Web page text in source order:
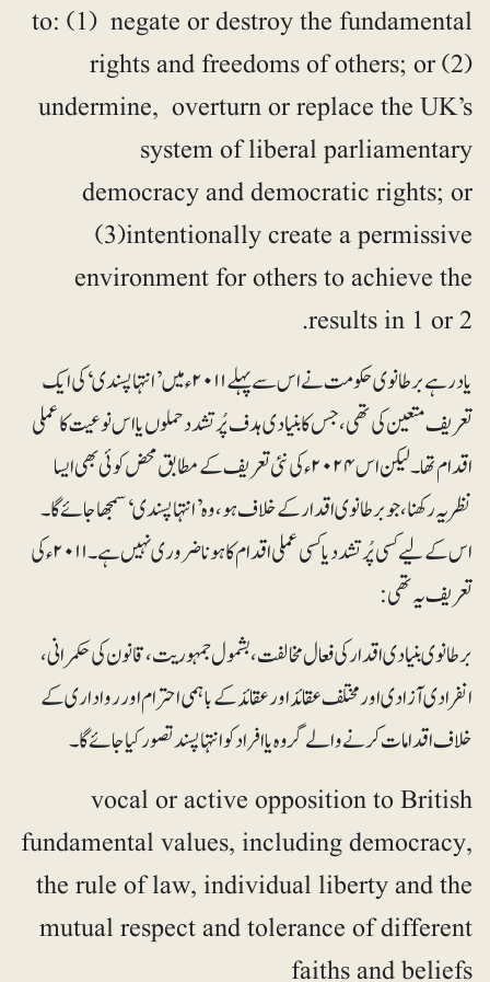
to: (1) negate or destroy the fundamental
rights and freedoms of others; or (2)
undermine, overturn or replace the UK’s
system of liberal parliamentary
democracy and democratic rights; or
(3)intentionally create a permissive
environment for others to achieve the
results in 1 or 2.
یاد رہے برطانوی حکومت نے اس سے پہلے ۲۰۱۱ء میں ’انتہا پسندی‘ کی ایک
تعریف متعین کی تھی، جس کا بنیادی ہدف پُرتشدد حملوں یا اس نوعیت کا عملی
اقدام تھا۔ لیکن اس ۲۰۲۴ء کی نئی تعریف کے مطابق محض کوئی بھی ایسا
نظریہ رکھنا، جو برطانوی اقدار کے خلاف ہو، وہ ’انتہاپسندی‘ سمجھا جائے گا۔
اس کے لیے کسی پُرتشدد یا کسی عملی اقدام کا ہونا ضروری نہیں ہے۔ ۲۰۱۱ء کی
تعریف یہ تھی:
برطانوی بنیادی اقدار کی فعال مخالفت، بشمول جمہوریت، قانون کی حکمرانی،
انفرادی آزادی اور مختلف عقائد اور عقائد کے باہمی احترام اور رواداری کے
خلاف اقدامات کرنے والے گروہ یا افراد کو انتہا پسند تصور کیا جائے گا۔
vocal or active opposition to British
fundamental values, including democracy,
the rule of law, individual liberty and the
mutual respect and tolerance of different
faiths and beliefs